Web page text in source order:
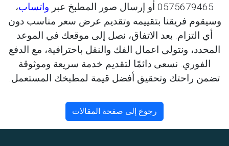
0575679465 أو إرسال صور المطبخ عبر
واتساب،
وسيقوم فريقنا بتقييمه وتقديم عرض سعر مناسب دون
أي التزام. بعد الاتفاق، نصل إلى موقعك في الموعد
المحدد، ونتولى اعمال الفك والنقل باحترافية، مع الدفع
الفوري. نسعى دائمًا لتقديم خدمة سريعة وموثوقة
تضمن راحتك وتحقيق أفضل قيمة لمطبخك المستعمل.
رجوع إلى صفحة المقالات